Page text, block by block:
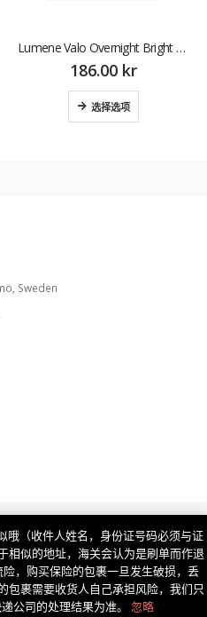
Lumene Valo Overnight Bright Sleeping Cream 50 ml 润肤霜
186.00 kr
选择选项
Sweden
有限公司.湘ICP备2022005015号
哦（收件人姓名，身份证号码必须与证
相似的地址，海关会认为是刷单而作退
，购买保险的包裹一旦发生破损，丢
包裹需要收货人自己承担风险，我们只
公司的处理结果为准。 忽略